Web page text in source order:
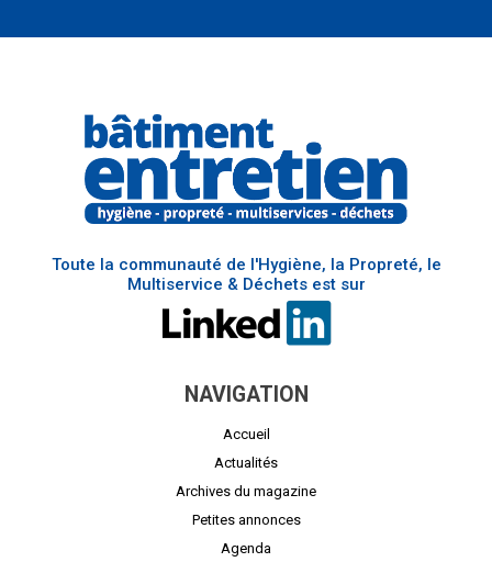
Toute la communauté de l'Hygiène, la Propreté, le
Multiservice & Déchets est sur
NAVIGATION
Accueil
Actualités
Archives du magazine
Petites annonces
Agenda